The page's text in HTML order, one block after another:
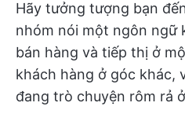
Hãy tưởng tượng bạn
nhóm nói một ngôn ngữ
bán hàng và tiếp thị ở
khách hàng ở góc khác,
đang trò chuyện rôm rả